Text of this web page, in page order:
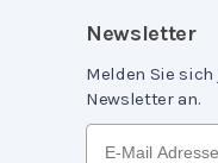
Newsletter
Melden Sie
Newsletter an.